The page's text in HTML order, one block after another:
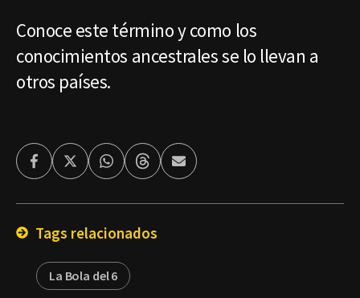
Conoce este término y como los
conocimientos ancestrales se lo llevan a
otros países.
FacebookTwitterWhatsappThreadsEnviar
por
Tags relacionados
La Bola del 6